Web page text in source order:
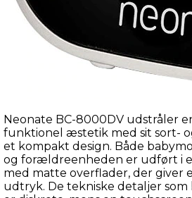
Neonate BC-8000DV udstråler
funktionel æstetik med sit sort-
et kompakt design. Både
og forældreenheden er udført i
med matte overflader, der giver
udtryk. De tekniske detaljer